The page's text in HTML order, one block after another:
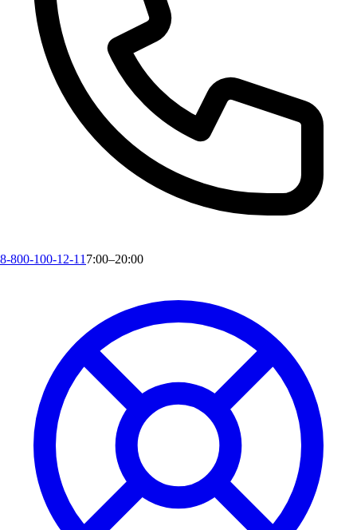
8-800-100-12-11 7:00–20:00